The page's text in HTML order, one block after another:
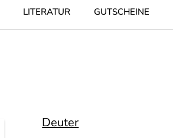
LITERATUR GUTSCHEINE
Deuter